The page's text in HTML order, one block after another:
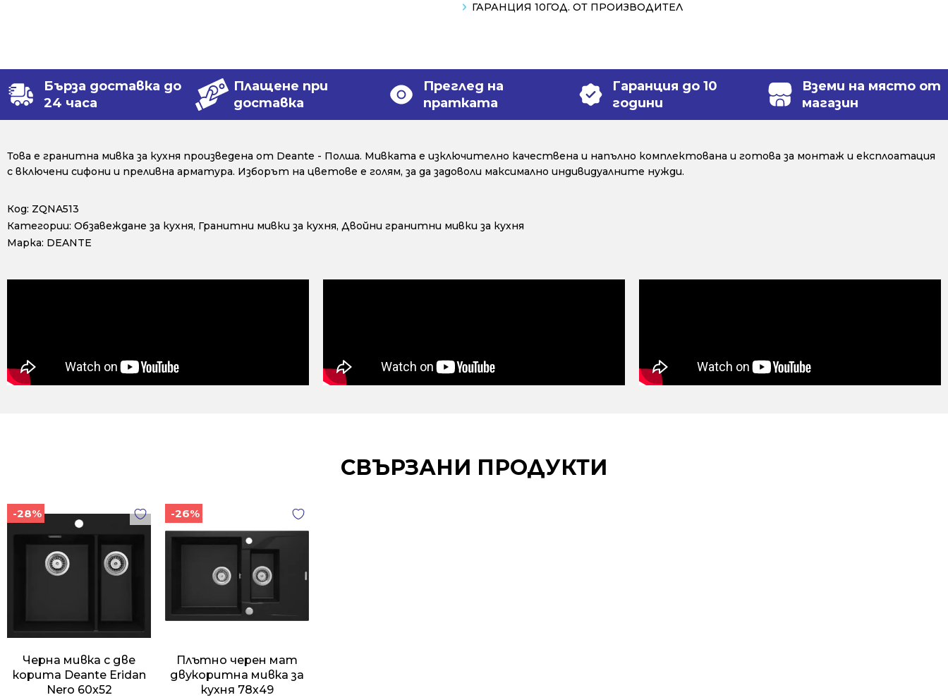
ГАРАНЦИЯ 10ГОД. ОТ ПРОИЗВОДИТЕЛ
Бърза доставка до
24 часа
Плащене при
доставка
Преглед на
пратката
Гаранция до 10
години
Вземи на място от
магазин
Това е гранитна мивка за кухня произведена от Deante - Полша. Мивката е изключително качествена и напълно комплектована и готова за монтаж и експлоатация
с включени сифони и преливна арматура. Изборът на цветове е голям, за да задоволи максимално индивидуалните нужди.
Код: ZQNA513
Категории: Обзавеждане за кухня, Гранитни мивки за кухня, Двойни гранитни мивки за кухня
Марка: DEANTE
СВЪРЗАНИ ПРОДУКТИ
-28%
Черна мивка с две
корита Deante Eridan
Nero 60x52
-26%
Плътно черен мат
двукоритна мивка за
кухня 78х49